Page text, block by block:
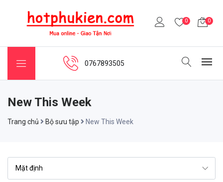
0 0
0767893505
New This Week
Trang chủ Bộ sưu tập New This Week